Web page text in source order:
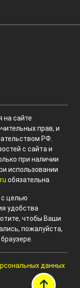
на сайте
прав, и
РФ.
с сайта и
при наличии
использовании
обязательна
с целью
удобства
чтобы Ваши
пожалуйста,
данных